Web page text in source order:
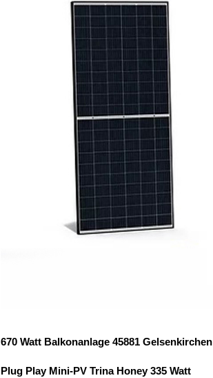
670 Watt Balkonanlage 45881 Gelsenkirchen
Plug Play Mini-PV Trina Honey 335 Watt